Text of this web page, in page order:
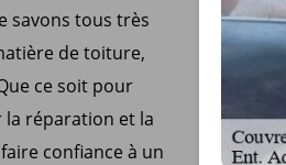
savons tous très
de toiture,
ce soit pour
la réparation et la
confiance à un